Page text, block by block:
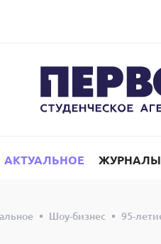
АКТУАЛЬНОЕ ЖУРНАЛЫ
Шоу-бизнес 95-